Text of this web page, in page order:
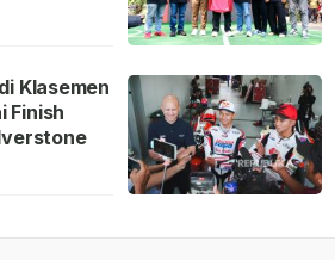
Klasemen
Finish